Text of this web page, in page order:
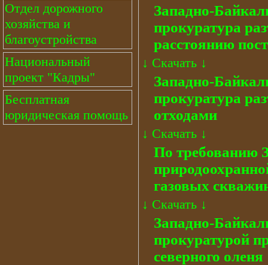
Отдел дорожного
хозяйства и
благоустройства
Национальный
проект "Кадры"
Бесплатная
юридическая помощь
Западно-
прокуратура
расстоянию
↓ Скачать ↓
Западно-
прокуратура
отходами
↓ Скачать ↓
По требованию
газовых
↓ Скачать ↓
Западно-
прокуратурой
северного оленя